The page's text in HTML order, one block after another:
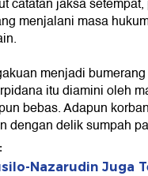
catatan jaksa
menjalani masa
menjadi
itu diamini oleh
bebas. Adapun
dengan delik sumpah
Nazarudin Juga